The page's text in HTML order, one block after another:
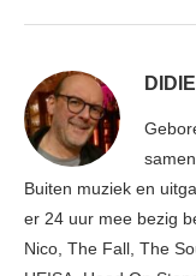
Buiten muziek en
er 24 uur mee bezig
Nico, The Fall, The